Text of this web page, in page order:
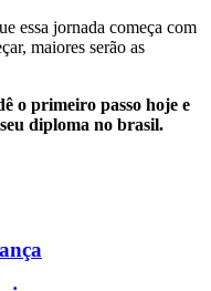
essa jornada começa com
maiores serão as
o primeiro passo hoje e
diploma no brasil.